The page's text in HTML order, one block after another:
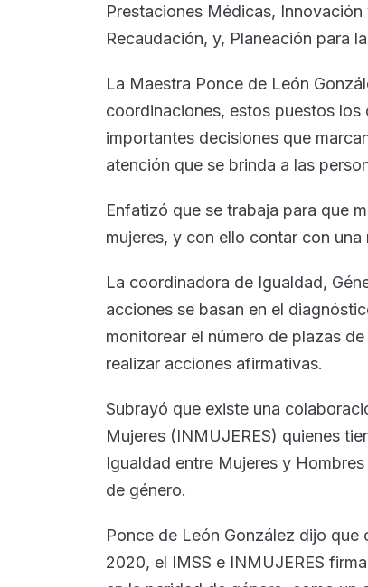
Prestaciones Médicas,
Recaudación, y, Planeación para
La Maestra Ponce de León
coordinaciones, estos puestos
importantes decisiones que
atención que se brinda a las
Enfatizó que se trabaja para que
mujeres, y con ello contar con
La coordinadora de Igualdad,
acciones se basan en el
monitorear el número de plazas
realizar acciones afirmativas.
Subrayó que existe una
Mujeres (INMUJERES) quienes
Igualdad entre Mujeres y
de género.
Ponce de León González dijo
2020, el IMSS e INMUJERES